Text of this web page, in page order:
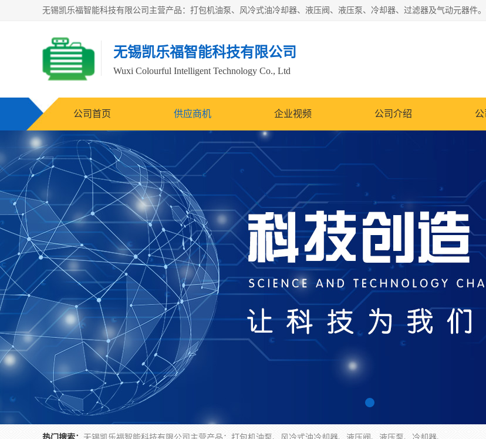
无锡凯乐福智能科技有限公司
Wuxi Colourful Intelligent Technology Co., Ltd
公司首页 供应商机 企业视频 公司介绍